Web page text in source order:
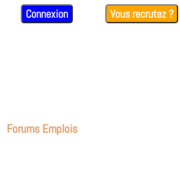
Connexion Vous recrutez ?
Forums Emplois